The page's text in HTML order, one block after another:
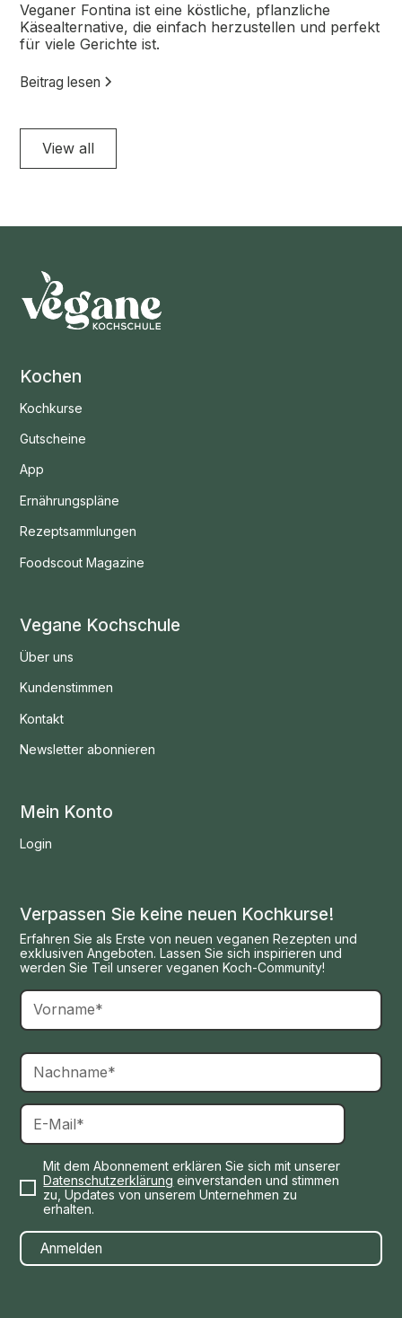
Veganer Fontina ist eine köstliche, pflanzliche
Käsealternative, die einfach herzustellen und perfekt
für viele Gerichte ist.
Beitrag lesen
View all
Kochen
Kochkurse
Gutscheine
App
Ernährungspläne
Rezeptsammlungen
Foodscout Magazine
Vegane Kochschule
Über uns
Kundenstimmen
Kontakt
Newsletter abonnieren
Mein Konto
Login
Verpassen Sie keine neuen Kochkurse!
Erfahren Sie als Erste von neuen veganen Rezepten und
exklusiven Angeboten. Lassen Sie sich inspirieren und
werden Sie Teil unserer veganen Koch-Community!
Mit dem Abonnement erklären Sie sich mit unserer
Datenschutzerklärung einverstanden und stimmen
zu, Updates von unserem Unternehmen zu
erhalten.